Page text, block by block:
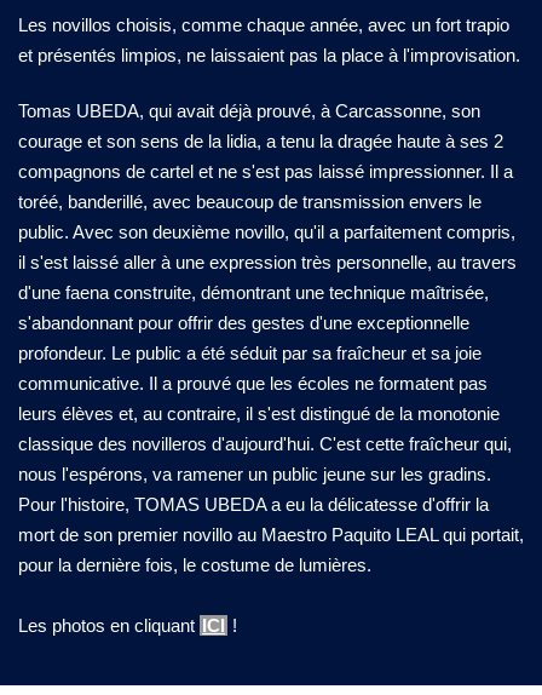
Les novillos choisis, comme chaque année, avec un fort trapio
et présentés limpios, ne laissaient pas la place à l'improvisation.
Tomas UBEDA, qui avait déjà prouvé, à Carcassonne, son
courage et son sens de la lidia, a tenu la dragée haute à ses 2
compagnons de cartel et ne s'est pas laissé impressionner. Il a
toréé, banderillé, avec beaucoup de transmission envers le
public. Avec son deuxième novillo, qu'il a parfaitement compris,
il s'est laissé aller à une expression très personnelle, au travers
d'une faena construite, démontrant une technique maîtrisée,
s'abandonnant pour offrir des gestes d'une exceptionnelle
profondeur. Le public a été séduit par sa fraîcheur et sa joie
communicative. Il a prouvé que les écoles ne formatent pas
leurs élèves et, au contraire, il s'est distingué de la monotonie
classique des novilleros d'aujourd'hui. C'est cette fraîcheur qui,
nous l'espérons, va ramener un public jeune sur les gradins.
Pour l'histoire, TOMAS UBEDA a eu la délicatesse d'offrir la
mort de son premier novillo au Maestro Paquito LEAL qui portait,
pour la dernière fois, le costume de lumières.
Les photos en cliquant ICI !